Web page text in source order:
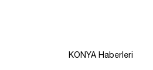
KONYA Haberleri